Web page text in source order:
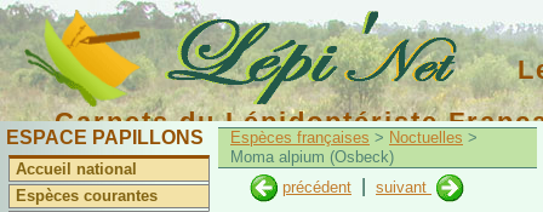
Carnets du Lépidoptériste
ESPACE PAPILLONS
Accueil national
Espèces courantes
Espèces françaises > Noctuelles >
Moma alpium (Osbeck)
précédent
suivant